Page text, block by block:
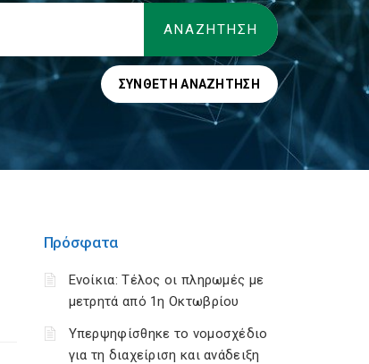
ΣΎΝΘΕΤΗ ΑΝΑΖΉΤΗΣΗ
Πρόσφατα
Ενοίκια: Τέλος οι πληρωμές με
μετρητά από 1η Οκτωβρίου
Υπερψηφίσθηκε το νομοσχέδιο
για τη διαχείριση και ανάδειξη